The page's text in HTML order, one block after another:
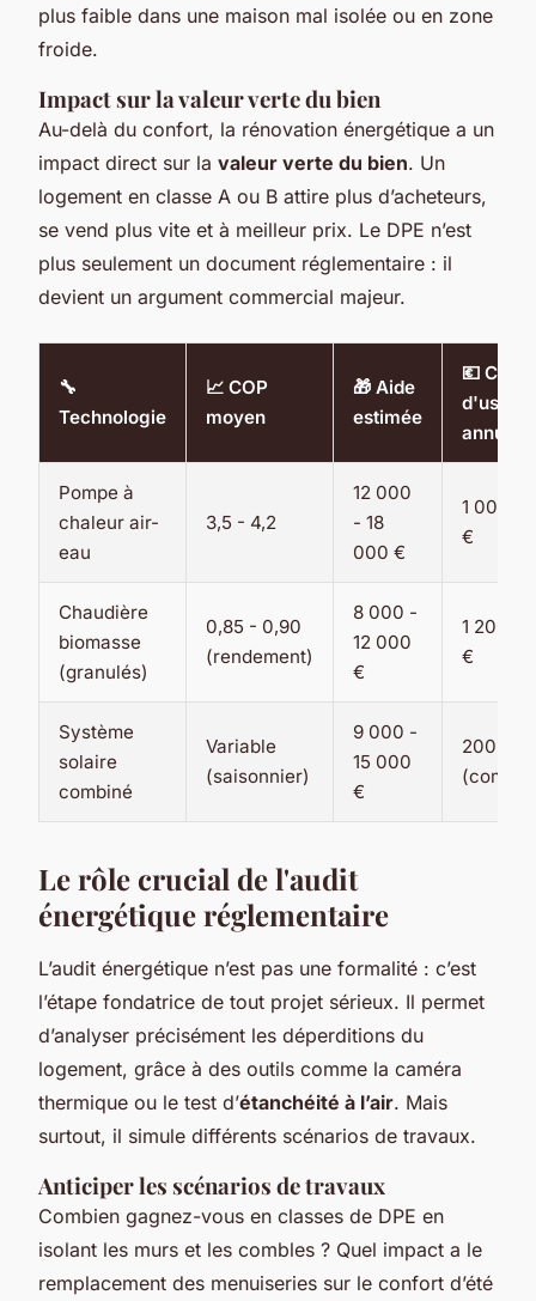
plus faible dans une maison mal isolée ou en zone
froide.
Impact sur la valeur verte du bien
Au-delà du confort, la rénovation énergétique a un
impact direct sur la valeur verte du bien. Un
logement en classe A ou B attire plus d’acheteurs,
se vend plus vite et à meilleur prix. Le DPE n’est
plus seulement un document réglementaire : il
devient un argument commercial majeur.
🔧
Technologie
📈 COP
moyen
🎁 Aide
estimée
💶 Coût
d'usage
annuel
Pompe à
chaleur air-
eau
3,5 - 4,2
12 000
- 18
000 €
1 000 -
€
Chaudière
biomasse
(granulés)
0,85 - 0,90
(rendement)
8 000 -
12 000
€
1 200 -
€
Système
solaire
combiné
Variable
(saisonnier)
9 000 -
15 000
€
200 -
Le rôle crucial de l'audit
énergétique réglementaire
L’audit énergétique n’est pas une formalité : c’est
l’étape fondatrice de tout projet sérieux. Il permet
d’analyser précisément les déperditions du
logement, grâce à des outils comme la caméra
thermique ou le test d’étanchéité à l’air. Mais
surtout, il simule différents scénarios de travaux.
Anticiper les scénarios de travaux
Combien gagnez-vous en classes de DPE en
isolant les murs et les combles ? Quel impact a le
remplacement des menuiseries sur le confort d’été